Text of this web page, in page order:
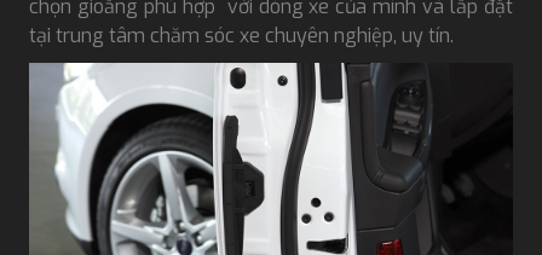
chọn gioăng phù hợp với dòng xe của mình và lắp đặt
tại trung tâm chăm sóc xe chuyên nghiệp, uy tín.